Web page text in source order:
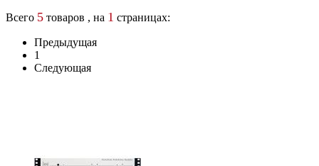
Всего 5 товаров , на 1 страницах:
Предыдущая
1
Следующая